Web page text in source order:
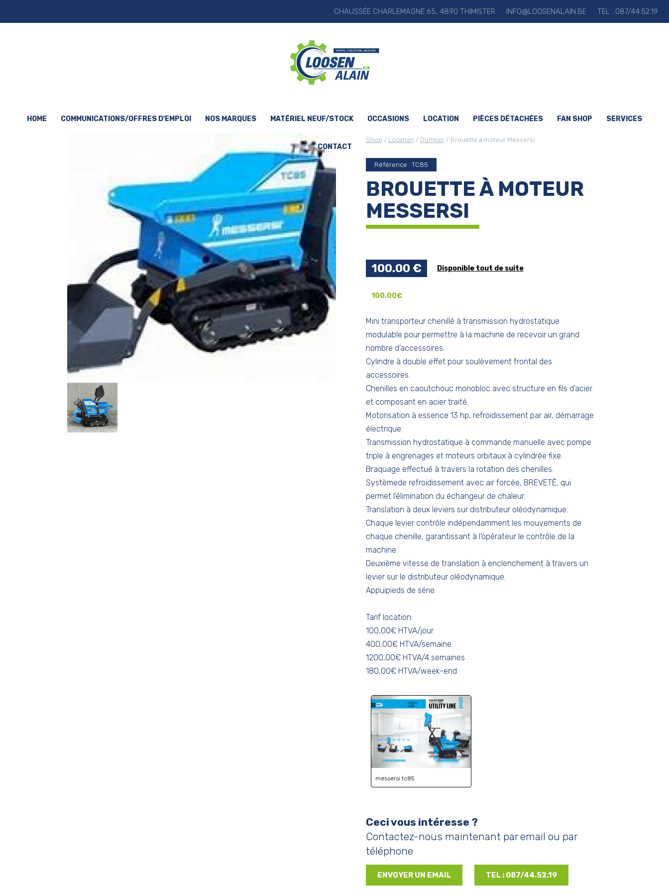
CHAUSSÉE CHARLEMAGNE 65, 4890 THIMISTER INFO@LOOSENALAIN.BE TEL : 087/44.52.19
HOME COMMUNICATIONS/OFFRES D'EMPLOI NOS MARQUES MATÉRIEL NEUF/STOCK OCCASIONS LOCATION PIÈCES DÉTACHÉES FAN SHOP SERVICES
CONTACT
Shop / Location / Dumper/ Brouette à moteur Messersi
Référence : TC85
BROUETTE À MOTEUR
MESSERSI
100.00 € Disponible tout de suite
100,00€
Mini transporteur chenillé à transmission hydrostatique
modulable pour permettre à la machine de recevoir un grand
nombre d’accessoires.
Cylindre à double effet pour soulèvement frontal des
accessoires.
Chenilles en caoutchouc monobloc avec structure en fils d’acier
et composant en acier traité.
Motorisation à essence 13 hp, refroidissement par air, démarrage
électrique.
Transmission hydrostatique à commande manuelle avec pompe
triple à engrenages et moteurs orbitaux à cylindrée fixe.
Braquage effectué à travers la rotation des chenilles.
Systèmede refroidissement avec air forcée, BREVETÉ, qui
permet l’élimination du échangeur de chaleur.
Translation à deux leviers sur distributeur oléodynamique.
Chaque levier contrôle indépendamment les mouvements de
chaque chenille, garantissant à l’opérateur le contrôle de la
machine.
Deuxième vitesse de translation à enclenchement à travers un
levier sur le distributeur oléodynamique.
Appuipieds de série.
Tarif location:
100,00€ HTVA/jour
400,00€ HTVA/semaine
1200,00€ HTVA/4 semaines
180,00€ HTVA/week-end
messersi tc85
Ceci vous intéresse ?
Contactez-nous maintenant par email ou par
téléphone
ENVOYER UN EMAIL TEL : 087/44.52.19